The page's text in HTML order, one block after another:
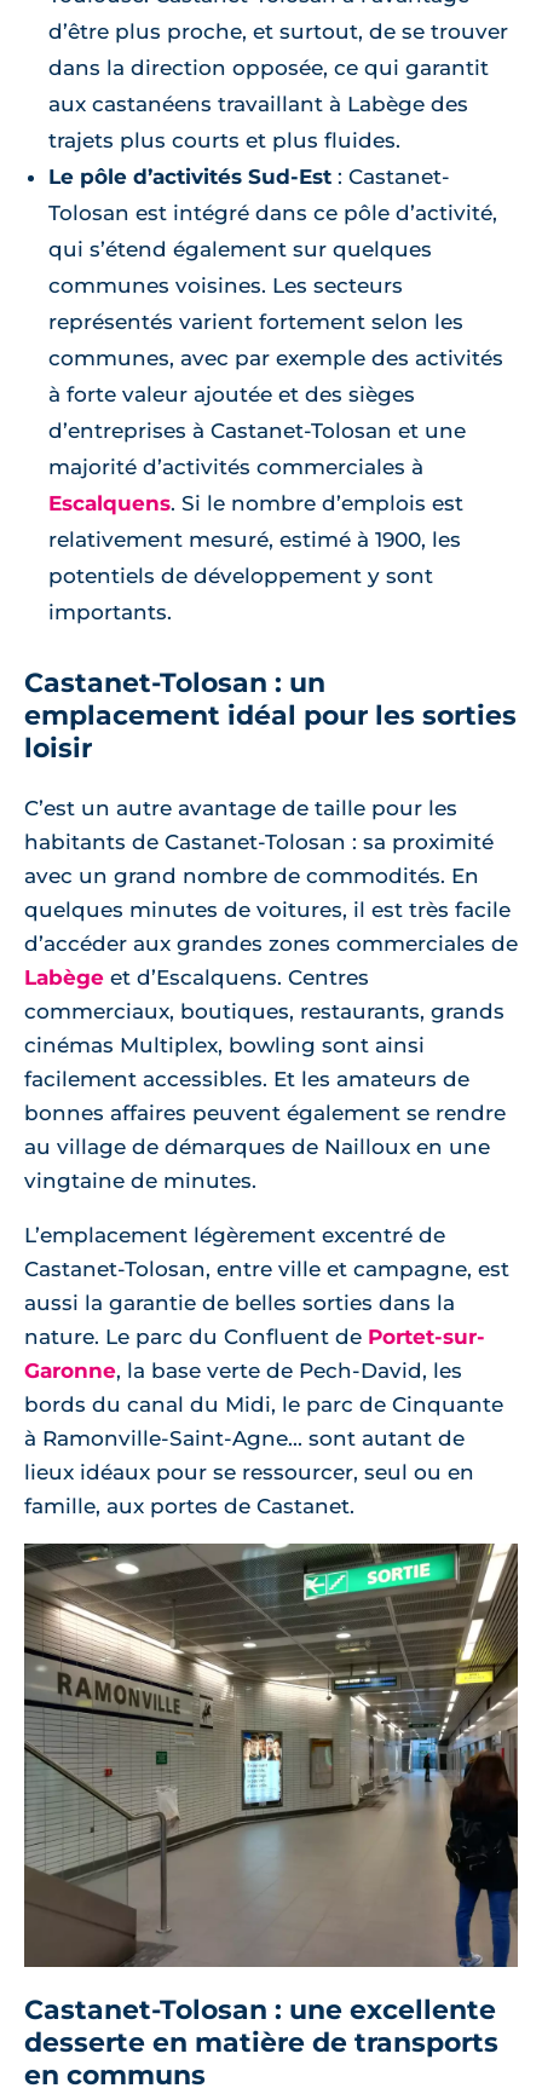
d’être plus proche, et surtout, de se trouver
dans la direction opposée, ce qui garantit
aux castanéens travaillant à Labège des
trajets plus courts et plus fluides.
Le pôle d’activités Sud-Est : Castanet-
Tolosan est intégré dans ce pôle d’activité,
qui s’étend également sur quelques
communes voisines. Les secteurs
représentés varient fortement selon les
communes, avec par exemple des activités
à forte valeur ajoutée et des sièges
d’entreprises à Castanet-Tolosan et une
majorité d’activités commerciales à
Escalquens. Si le nombre d’emplois est
relativement mesuré, estimé à 1900, les
potentiels de développement y sont
importants.
Castanet-Tolosan : un
emplacement idéal pour les sorties
loisir
C’est un autre avantage de taille pour les
habitants de Castanet-Tolosan : sa proximité
avec un grand nombre de commodités. En
quelques minutes de voitures, il est très facile
d’accéder aux grandes zones commerciales de
Labège et d’Escalquens. Centres
commerciaux, boutiques, restaurants, grands
cinémas Multiplex, bowling sont ainsi
facilement accessibles. Et les amateurs de
bonnes affaires peuvent également se rendre
au village de démarques de Nailloux en une
vingtaine de minutes.
L’emplacement légèrement excentré de
Castanet-Tolosan, entre ville et campagne, est
aussi la garantie de belles sorties dans la
nature. Le parc du Confluent de Portet-sur-
Garonne, la base verte de Pech-David, les
bords du canal du Midi, le parc de Cinquante
à Ramonville-Saint-Agne... sont autant de
lieux idéaux pour se ressourcer, seul ou en
famille, aux portes de Castanet.
Castanet-Tolosan : une excellente
desserte en matière de transports
en communs